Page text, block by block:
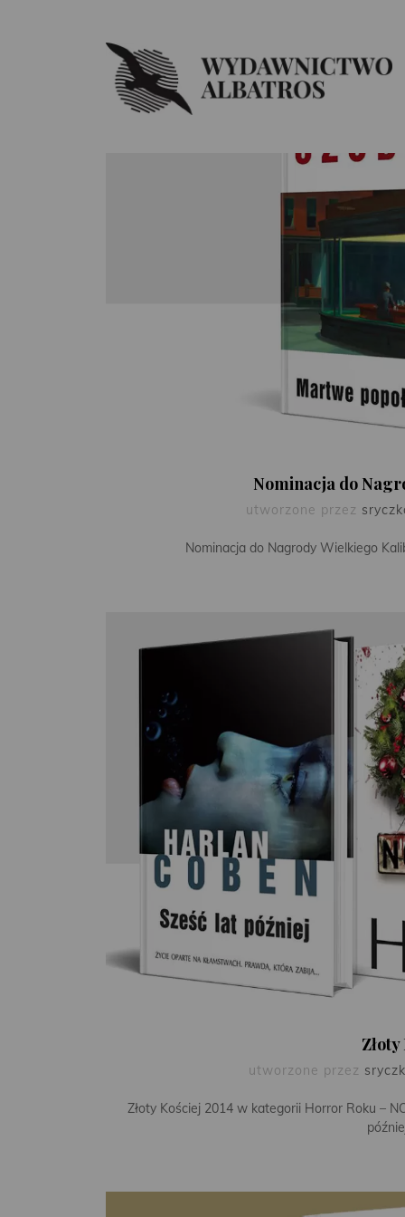
Nominacja do
utworzone przez
Nominacja do Nagrody Wielkiego
utworzone przez
Złoty Kościej 2014 w kategorii Horror Roku –